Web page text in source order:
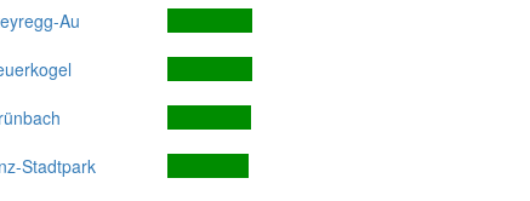
Au
Stadtpark